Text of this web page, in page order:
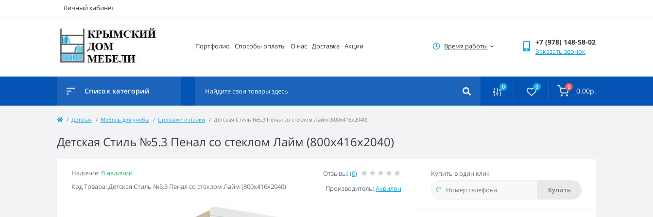
Личный кабинет
Портфолио Способы оплаты О нас Доставка Акции Время работы +7 (978) 148-58-02
Заказать звонок
Список категорий 0 0 0 0.00р.
Детская Мебель для учёбы Стеллажи и полки Детская Стиль №5.3 Пенал со стеклом Лайм (800x416x2040)
Детская Стиль №5.3 Пенал со стеклом Лайм (800x416x2040)
Наличие: В наличии
Код Товара: Детская Стиль №5.3 Пенал со стеклом Лайм (800x416x2040)
Отзывы:(0)
Производитель:Аквилон
Купить в один клик
Купить